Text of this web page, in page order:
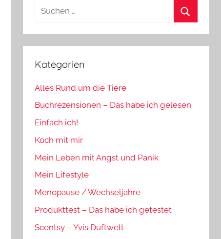
Suchen
Kategorien
Alles Rund um die Tiere
Buchrezensionen – Das habe ich gelesen
Einfach ich!
Koch mit mir
Mein Leben mit Angst und Panik
Mein Lifestyle
Menopause / Wechseljahre
Produkttest – Das habe ich getestet
Scentsy – Yvis Duftwelt